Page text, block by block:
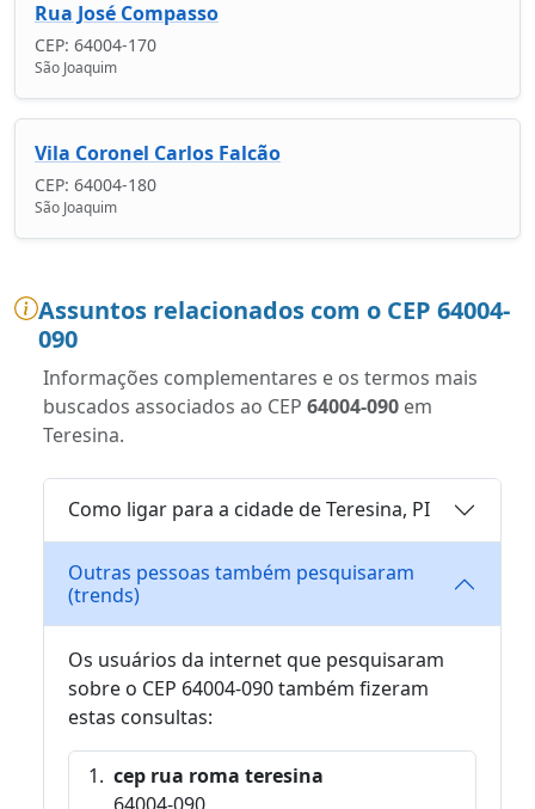
Rua José Compasso
CEP: 64004-170
São Joaquim
Vila Coronel Carlos Falcão
CEP: 64004-180
São Joaquim
Assuntos relacionados com o CEP 64004-
090
Informações complementares e os termos mais
buscados associados ao CEP 64004-090 em
Teresina.
Como ligar para a cidade de Teresina, PI
Outras pessoas também pesquisaram
(trends)
Os usuários da internet que pesquisaram
sobre o CEP 64004-090 também fizeram
estas consultas:
cep rua roma teresina